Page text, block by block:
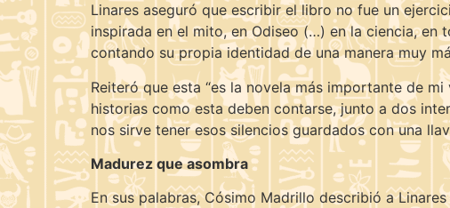
Linares aseguró que escribir el libro no fue un
inspirada en el mito, en Odiseo (…) en la ciencia, en
contando su propia identidad de una manera muy
Reiteró que esta “es la novela más importante de
historias como esta deben contarse, junto a dos
nos sirve tener esos silencios guardados con una
Madurez que asombra
En sus palabras, Cósimo Madrillo describió a